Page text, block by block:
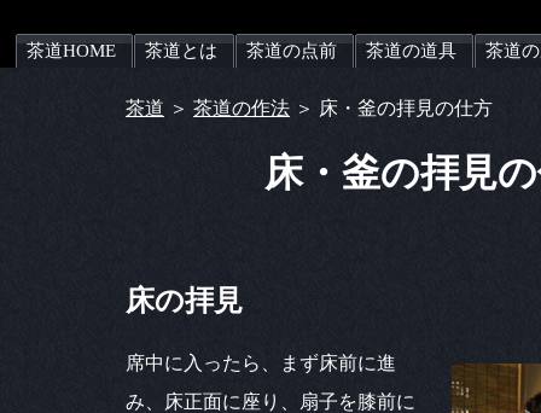
茶道HOME 茶道とは 茶道の点前 茶道の道具 茶道
茶道 ＞ 茶道の作法 ＞ 床・釜の拝見の仕方
床・釜の拝見
床の拝見
席中に入ったら、まず床前に進
み、床正面に座り、扇子を膝前に